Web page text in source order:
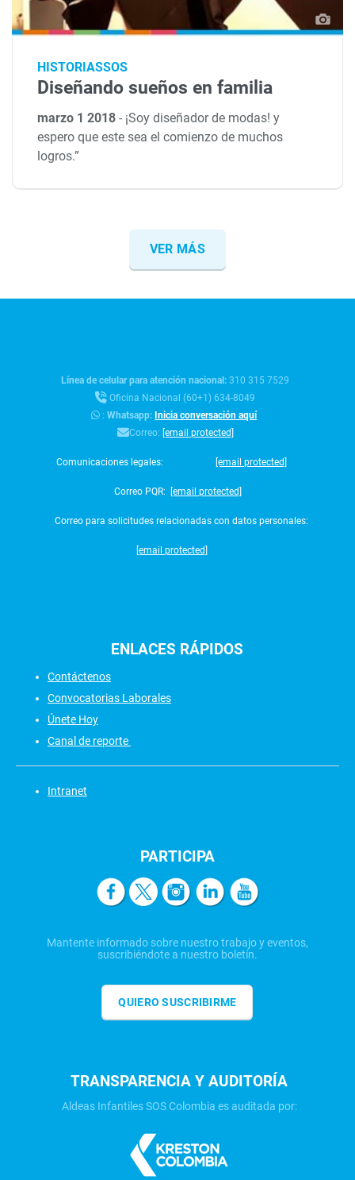
HISTORIASSOS
Diseñando sueños en familia
marzo 1 2018- ¡Soy diseñador de modas! y
espero que este sea el comienzo de muchos
logros.”
VER MÁS
Línea de celular para atención nacional:310 315 7529
Oficina Nacional (60+1) 634-8049
:Whatsapp:Inicia conversación aquí
Correo: [email protected]
Comunicaciones legales: [email protected]
Correo PQR: [email protected]
Correo para solicitudes relacionadas con datos personales:
[email protected]
ENLACES RÁPIDOS
Contáctenos
Convocatorias Laborales
Únete Hoy
Canal de reporte
Intranet
PARTICIPA
Mantente informado sobre nuestro trabajo y eventos,
suscribiéndote a nuestro boletín.
QUIERO SUSCRIBIRME
TRANSPARENCIA Y AUDITORÍA
Aldeas Infantiles SOS Colombia es auditada por: